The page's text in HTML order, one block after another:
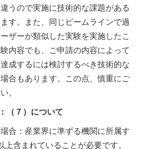
うので実施に技術的な課題がある
す。また、同じビームラインで過
ザーが類似した実験を実施したこ
内容でも、ご申請の内容によって
成するには検討するべき技術的な
合もあります。この点、慎重にご
。
（７）について
合：産業界に準ずる機関に所属す
上含まれていることが必要です。